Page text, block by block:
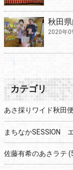
秋田
2020年
カテゴリ
あさ採りワイド秋田便
まちなかSESSION
佐藤有希のあさラテ